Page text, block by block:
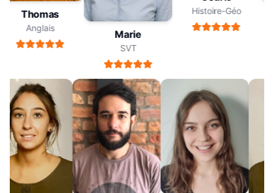
Thomas
Anglais
Marie
SVT
Histoire-Géo